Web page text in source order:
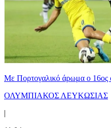
Με Πορτογαλικό άρωμα ο 16ος
ΟΛΥΜΠΙΑΚΟΣ ΛΕΥΚΩΣΙΑΣ
|